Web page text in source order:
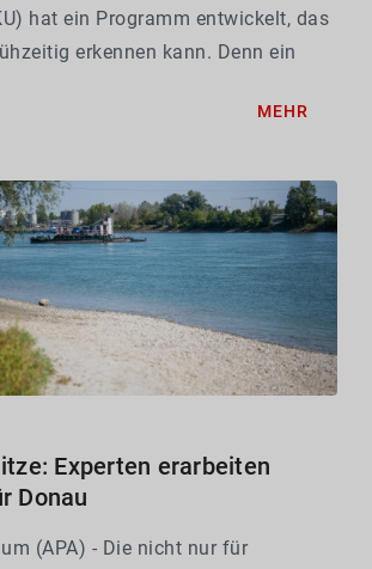
hat ein Programm entwickelt, das
erkennen kann. Denn ein
für herkömmliche Sensoren quasi...
MEHR
Experten erarbeiten
Donau
(APA) - Die nicht nur für